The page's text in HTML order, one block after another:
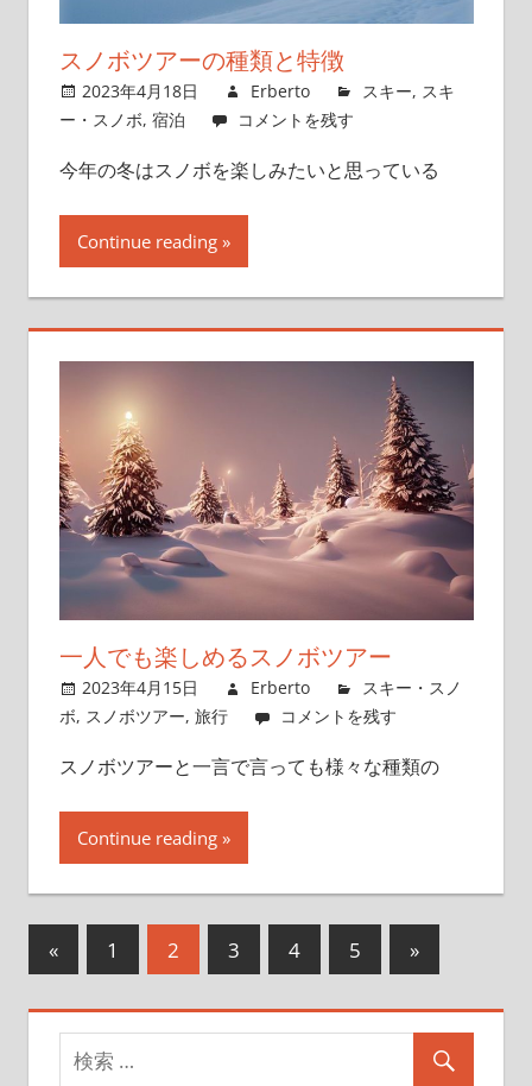
スノボツアーの種類と特徴
2023年4月18日 Erberto スキー, スキ
ー・スノボ, 宿泊 コメントを残す
今年の冬はスノボを楽しみたいと思っている
Continue reading
一人でも楽しめるスノボツアー
2023年4月15日 Erberto
スキー・スノ
ボ, スノボツアー, 旅行 コメントを残す
スノボツアーと一言で言っても様々な種類の
Continue reading
投
稿
«
記
事
1 2 3 4 5
次
記
»